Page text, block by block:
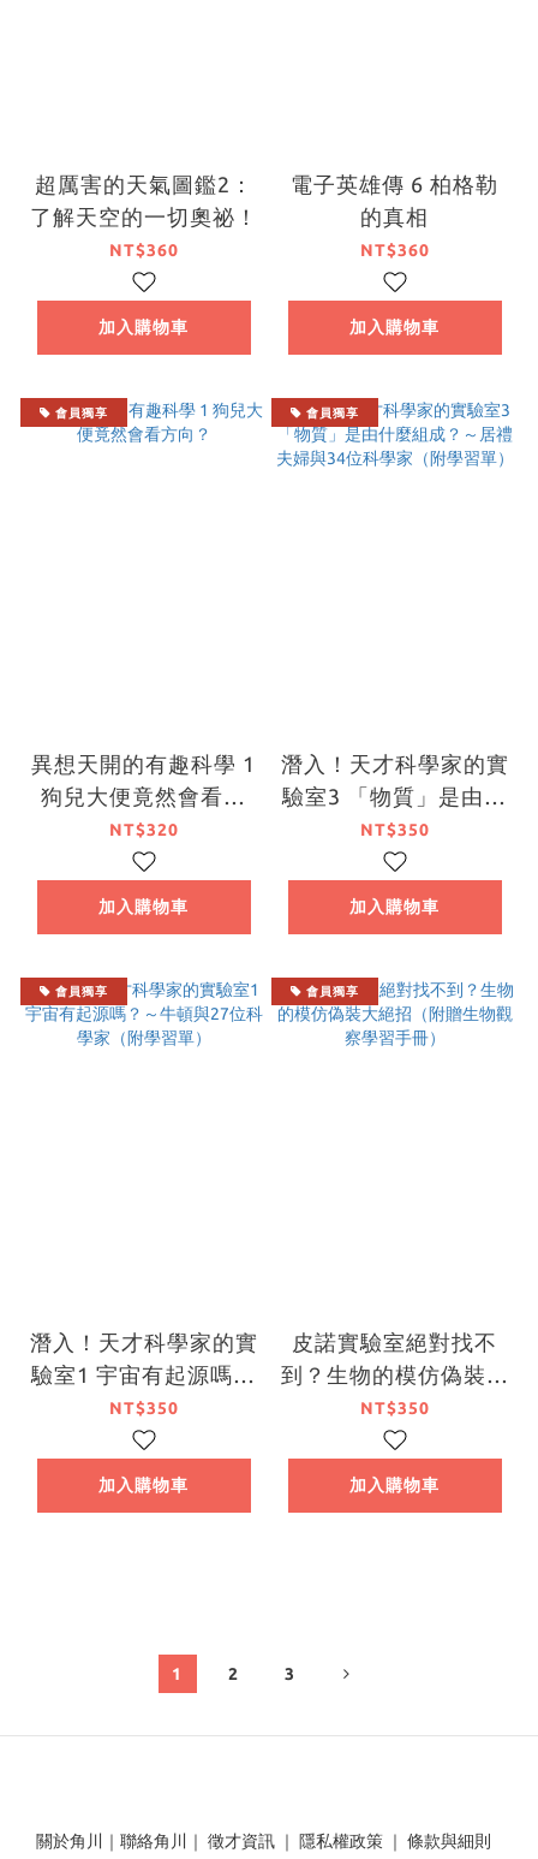
超厲害的天氣圖鑑2：
了解天空的一切奧祕！
NT$360
加入購物車
電子英雄傳 6 柏格勒
的真相
NT$360
加入購物車
會員獨享
異想天開的有趣科學 1
狗兒大便竟然會看方
向？
NT$320
加入購物車
會員獨享
潛入！天才科學家的實
驗室3 「物質」是由什
麼組成？～居禮夫婦與
34位科學家（附學習
單）
NT$350
加入購物車
會員獨享
潛入！天才科學家的實
驗室1 宇宙有起源嗎？
～牛頓與27位科學家
（附學習單）
NT$350
加入購物車
會員獨享
皮諾實驗室絕對找不
到？生物的模仿偽裝大
絕招（附贈生物觀察學
習手冊）
NT$350
加入購物車
1 2 3
關於角川 ｜ 聯絡角川 ｜ 徵才資訊 ｜ 隱私權政策 ｜ 條款與細則